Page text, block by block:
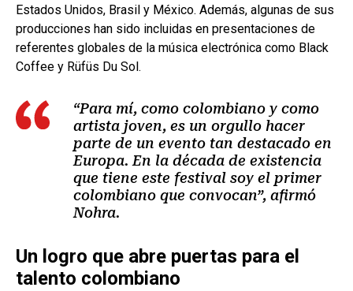
Estados Unidos, Brasil y México. Además, algunas de sus
producciones han sido incluidas en presentaciones de
referentes globales de la música electrónica como Black
Coffee y Rüfüs Du Sol.
“Para mí, como colombiano y como
artista joven, es un orgullo hacer
parte de un evento tan destacado en
Europa. En la década de existencia
que tiene este festival soy el primer
colombiano que convocan”, afirmó
Nohra.
Un logro que abre puertas para el
talento colombiano